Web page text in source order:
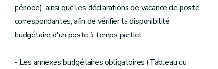
période), ainsi que les déclarations de vacance de poste
correspondantes, afin de vérifier la disponibilité
budgétaire d'un poste à temps partiel.
- Les annexes budgétaires obligatoires (Tableau du